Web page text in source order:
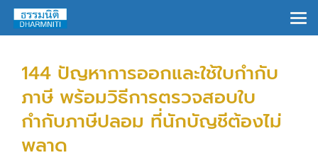
144 ปัญหาการออกและใช้ใบกำกับ
ภาษี พร้อมวิธีการตรวจสอบใบ
กำกับภาษีปลอม ที่นักบัญชีต้องไม่
พลาด
×